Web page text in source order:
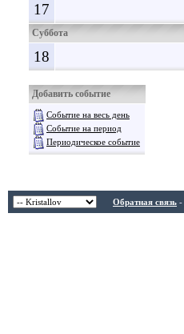
17
Суббота
18
Добавить событие
Событие на весь день
Событие на период
Периодическое событие
Обратная связь -